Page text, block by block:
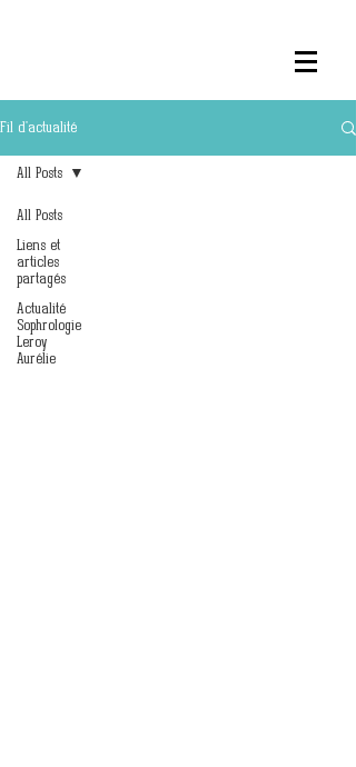
Fil d'actualité
All Posts
Liens et
articles
partagés
Actualité
Sophrologie
Leroy
Aurélie
All Posts